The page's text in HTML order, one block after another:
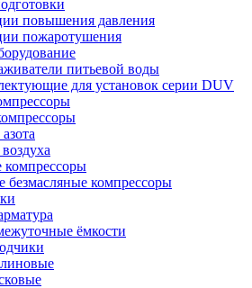
повышения давления
пожаротушения
питьевой воды
для установок серии DUV
безмасляные компрессоры
ёмкости